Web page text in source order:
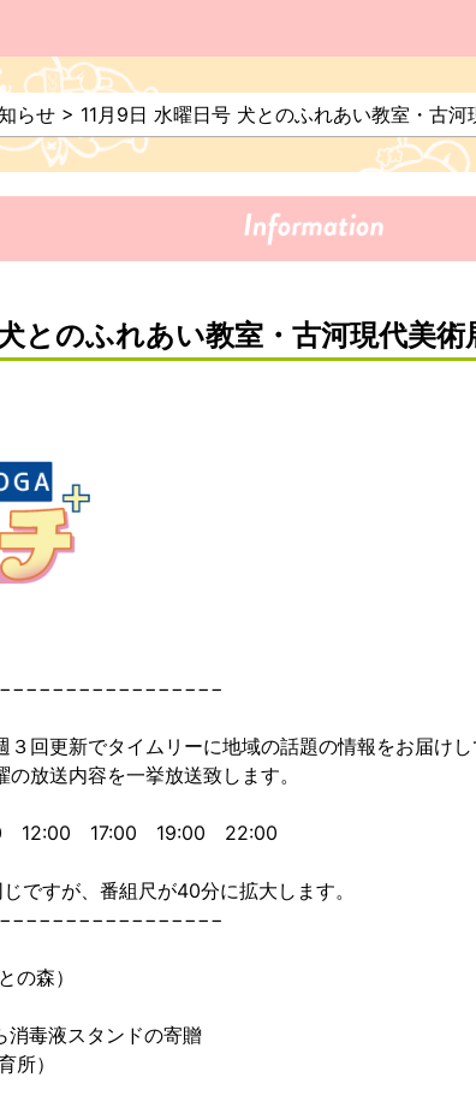
らせ > 11月9日 水曜日号 犬とのふれあい教室・古
とのふれあい教室・古河現代美
３回更新でタイムリーに地域の話題の情報をお届けし
放送内容を一挙放送致します。
12:00 17:00 19:00 22:00
ですが、番組尺が40分に拡大します。
の森）
毒液スタンドの寄贈
所）